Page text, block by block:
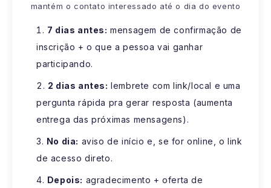
mantém o contato interessado até o dia do evento
7 dias antes: mensagem de confirmação de
inscrição + o que a pessoa vai ganhar
participando.
2 dias antes: lembrete com link/local e uma
pergunta rápida pra gerar resposta (aumenta
entrega das próximas mensagens).
No dia: aviso de início e, se for online, o link
de acesso direto.
Depois: agradecimento + oferta de